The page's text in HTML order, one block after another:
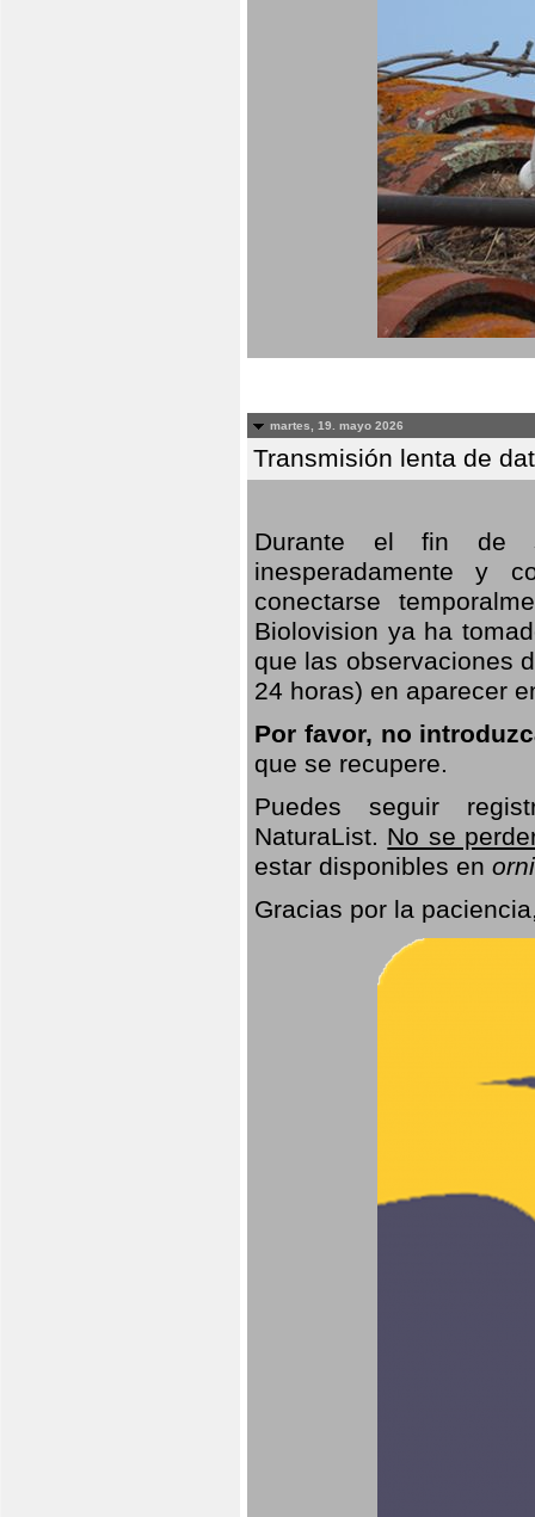
martes, 19. mayo 2026
Transmisión lenta de
Durante el fin de
inesperadamente y
conectarse
Biolovision ya ha
que las observaciones
24 horas) en aparecer
Por favor, no
que se recupere.
Puedes seguir
NaturaList. No se
estar disponibles en
Gracias por la